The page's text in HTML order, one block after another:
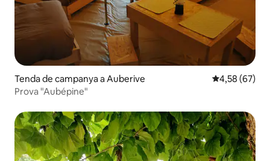
Tenda de campanya a Auberive 4,58 de
4,58 (67)
Prova "Aubépine"